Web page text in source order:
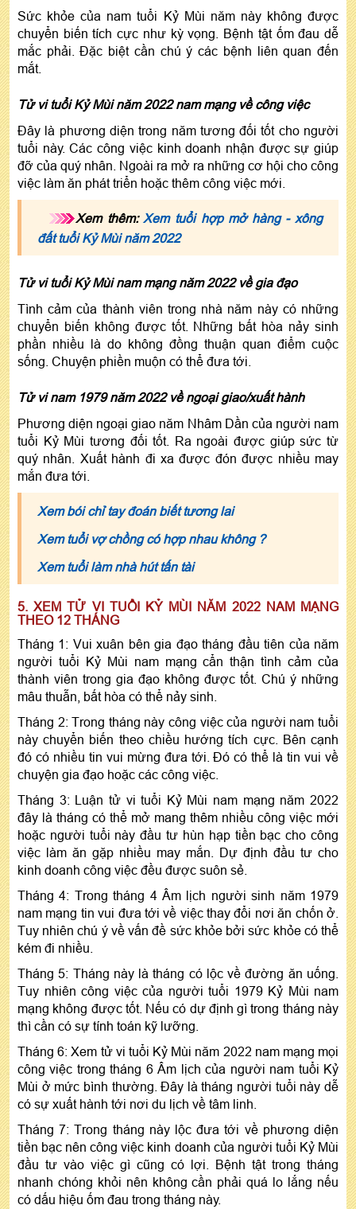
Sức khỏe của nam tuổi Kỷ Mùi năm này không được
chuyển biến tích cực như kỳ vọng. Bệnh tật ốm đau dễ
mắc phải. Đặc biệt cần chú ý các bệnh liên quan đến
mắt.
Tử vi tuổi Kỷ Mùi năm 2022 nam mạng về công việc
Đây là phương diện trong năm tương đối tốt cho người
tuổi này. Các công việc kinh doanh nhận được sự giúp
đỡ của quý nhân. Ngoài ra mở ra những cơ hội cho công
việc làm ăn phát triển hoặc thêm công việc mới.
Xem thêm:Xem tuổi hợp mở hàng - xông
đất tuổi Kỷ Mùi năm 2022
Tử vi tuổi Kỷ Mùi nam mạng năm 2022 về gia đạo
Tình cảm của thành viên trong nhà năm này có những
chuyển biến không được tốt. Những bất hòa nảy sinh
phần nhiều là do không đồng thuận quan điểm cuộc
sống. Chuyện phiền muộn có thể đưa tới.
Tử vi nam 1979 năm 2022 về ngoại giao/xuất hành
Phương diện ngoại giao năm Nhâm Dần của người nam
tuổi Kỷ Mùi tương đối tốt. Ra ngoài được giúp sức từ
quý nhân. Xuất hành đi xa được đón được nhiều may
mắn đưa tới.
Xem bói chỉ tay đoán biết tương lai
Xem tuổi vợ chồng có hợp nhau không ?
Xem tuổi làm nhà hút tấn tài
5. XEM TỬ VI TUỔI KỶ MÙI NĂM 2022 NAM MẠNG
THEO 12 THÁNG
Tháng 1: Vui xuân bên gia đạo tháng đầu tiên của năm
người tuổi Kỷ Mùi nam mạng cẩn thận tình cảm của
thành viên trong gia đạo không được tốt. Chú ý những
mâu thuẫn, bất hòa có thể nảy sinh.
Tháng 2: Trong tháng này công việc của người nam tuổi
này chuyển biến theo chiều hướng tích cực. Bên cạnh
đó có nhiều tin vui mừng đưa tới. Đó có thể là tin vui về
chuyện gia đạo hoặc các công việc.
Tháng 3: Luận tử vi tuổi Kỷ Mùi nam mạng năm 2022
đây là tháng có thể mở mang thêm nhiều công việc mới
hoặc người tuổi này đầu tư hùn hạp tiền bạc cho công
việc làm ăn gặp nhiều may mắn. Dự định đầu tư cho
kinh doanh công việc đều được suôn sẻ.
Tháng 4: Trong tháng 4 Âm lịch người sinh năm 1979
nam mạng tin vui đưa tới về việc thay đổi nơi ăn chốn ở.
Tuy nhiên chú ý về vấn đề sức khỏe bởi sức khỏe có thể
kém đi nhiều.
Tháng 5: Tháng này là tháng có lộc về đường ăn uống.
Tuy nhiên công việc của người tuổi 1979 Kỷ Mùi nam
mạng không được tốt. Nếu có dự định gì trong tháng này
thì cần có sự tính toán kỹ lưỡng.
Tháng 6: Xem tử vi tuổi Kỷ Mùi năm 2022 nam mạng mọi
công việc trong tháng 6 Âm lịch của người nam tuổi Kỷ
Mùi ở mức bình thường. Đây là tháng người tuổi này dễ
có sự xuất hành tới nơi du lịch về tâm linh.
Tháng 7: Trong tháng này lộc đưa tới về phương diện
tiền bạc nên công việc kinh doanh của người tuổi Kỷ Mùi
đầu tư vào việc gì cũng có lợi. Bệnh tật trong tháng
nhanh chóng khỏi nên không cần phải quá lo lắng nếu
có dấu hiệu ốm đau trong tháng này.